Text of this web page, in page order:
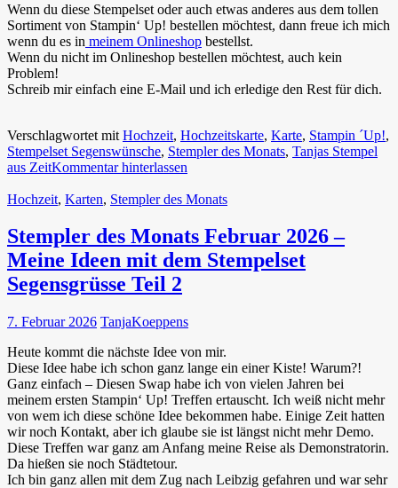
Wenn du diese Stempelset oder auch etwas anderes aus dem tollen
Sortiment von Stampin‘ Up! bestellen möchtest, dann freue ich mich
wenn du es in meinem Onlineshop bestellst.
Wenn du nicht im Onlineshop bestellen möchtest, auch kein
Problem!
Schreib mir einfach eine E-Mail und ich erledige den Rest für dich.
Verschlagwortet mit Hochzeit, Hochzeitskarte, Karte, Stampin ´Up!,
Stempelset Segenswünsche, Stempler des Monats, Tanjas Stempel
aus ZeitKommentar hinterlassen
Hochzeit, Karten, Stempler des Monats
Stempler des Monats Februar 2026 –
Meine Ideen mit dem Stempelset
Segensgrüsse Teil 2
7. Februar 2026 TanjaKoeppens
Heute kommt die nächste Idee von mir.
Diese Idee habe ich schon ganz lange ein einer Kiste! Warum?!
Ganz einfach – Diesen Swap habe ich von vielen Jahren bei
meinem ersten Stampin‘ Up! Treffen ertauscht. Ich weiß nicht mehr
von wem ich diese schöne Idee bekommen habe. Einige Zeit hatten
wir noch Kontakt, aber ich glaube sie ist längst nicht mehr Demo.
Diese Treffen war ganz am Anfang meine Reise als Demonstratorin.
Da hießen sie noch Städtetour.
Ich bin ganz allen mit dem Zug nach Leibzig gefahren und war sehr